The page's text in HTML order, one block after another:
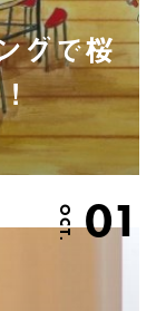
グで桜
OCT. 01